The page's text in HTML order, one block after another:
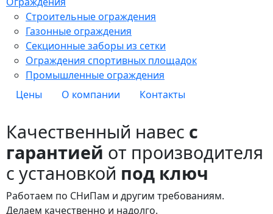
Строительные ограждения
Газонные ограждения
Секционные заборы из сетки
Ограждения спортивных площадок
Промышленные ограждения
Цены
О компании Контакты
Качественный навес с
гарантией от производителя
с установкой под ключ
Работаем по СНиПам и другим требованиям.
Делаем качественно и надолго.